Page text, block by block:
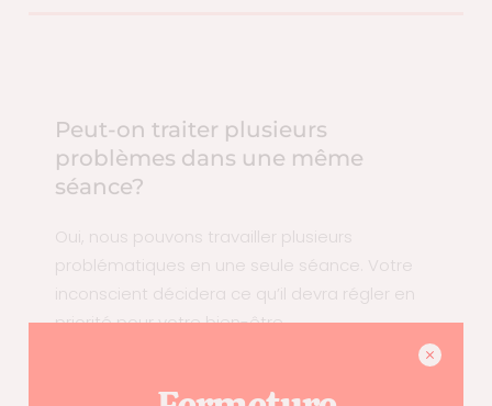
Peut-on traiter plusieurs
problèmes dans une même
séance?
Oui, nous pouvons travailler plusieurs
problématiques en une seule séance. Votre
inconscient décidera ce qu’il devra régler en
priorité pour votre bien-être.